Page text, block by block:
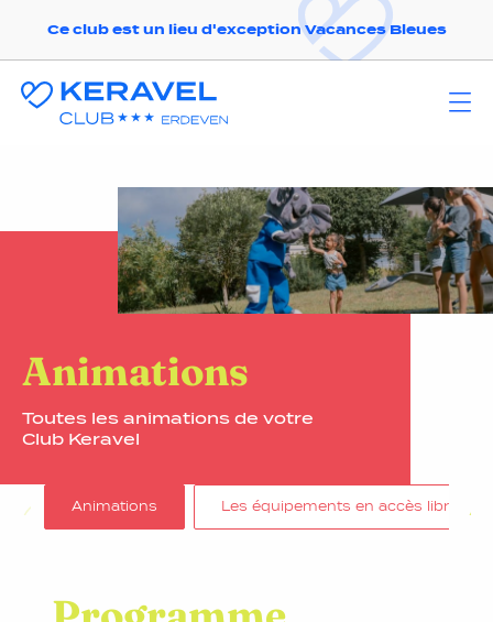
Ce club est un lieu d'exception Vacances Bleues
Animations
Toutes les animations de votre
Club Keravel
Animations Les équipements en accès libre